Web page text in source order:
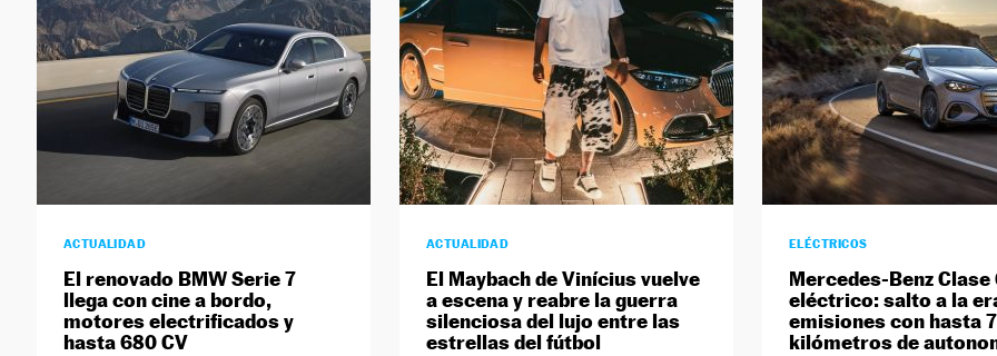
ACTUALIDAD
El renovado BMW Serie 7
llega con cine a bordo,
motores electrificados y
hasta 680 CV
ACTUALIDAD
El Maybach de Vinícius vuelve
a escena y reabre la guerra
silenciosa del lujo entre las
estrellas del fútbol
ELÉCTRICOS
Mercedes-Benz Clase
eléctrico: salto a la
emisiones con hasta
kilómetros de